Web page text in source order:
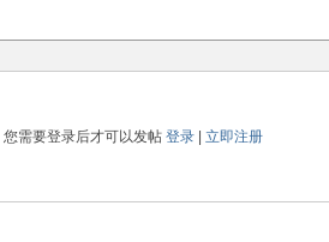
您需要登录后才可以发帖 登录| 立即注册